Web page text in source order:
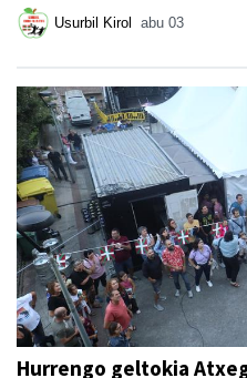
Usurbil Kirol abu 03
Hurrengo geltokia